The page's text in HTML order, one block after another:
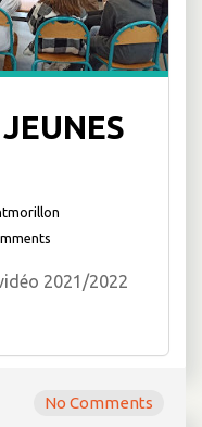
2021/2022
No Comments